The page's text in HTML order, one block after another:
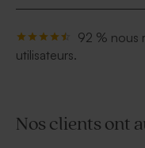
92 % nous
utilisateurs.
Nos clients ont